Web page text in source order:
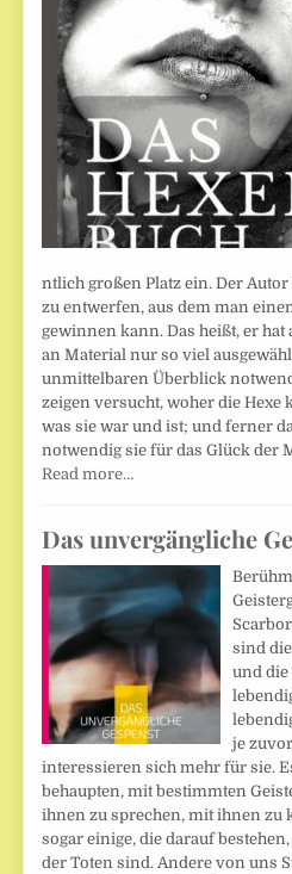
ntlich großen Platz ein. Der
zu entwerfen, aus dem man
gewinnen kann. Das heißt, er
an Material nur so viel
unmittelbaren Überblick
zeigen versucht, woher die Hexe
was sie war und ist; und ferner
notwendig sie für das Glück der
Read more…
Das unvergängliche
sind
und
je
interessieren sich mehr für sie.
behaupten, mit bestimmten
ihnen zu sprechen, mit ihnen zu
sogar einige, die darauf
der Toten sind. Andere von uns